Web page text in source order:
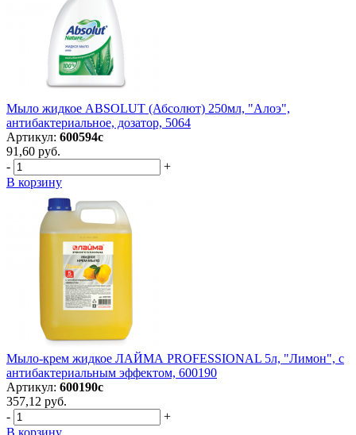
Мыло жидкое ABSOLUT (Абсолют) 250мл, "Алоэ",
антибактериальное, дозатор, 5064
Артикул: 600594с
91,60 руб.
-
+
В корзину
Мыло-крем жидкое ЛАЙМА PROFESSIONAL 5л, "Лимон", с
антибактериальным эффектом, 600190
Артикул: 600190с
357,12 руб.
-
+
В корзину